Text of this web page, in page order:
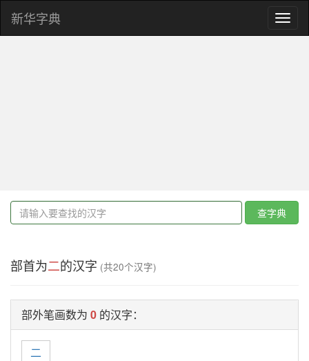
新华字典
查字典
部首为二的汉字 (共20个汉字)
部外笔画数为 0 的汉字：
二